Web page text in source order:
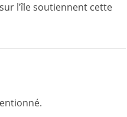
l’île soutiennent cette